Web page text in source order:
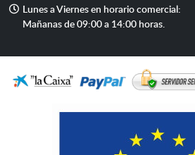
Horario
de
Lunes a Viernes en horario comercial:
Mañanas de 09:00 a 14:00 horas.